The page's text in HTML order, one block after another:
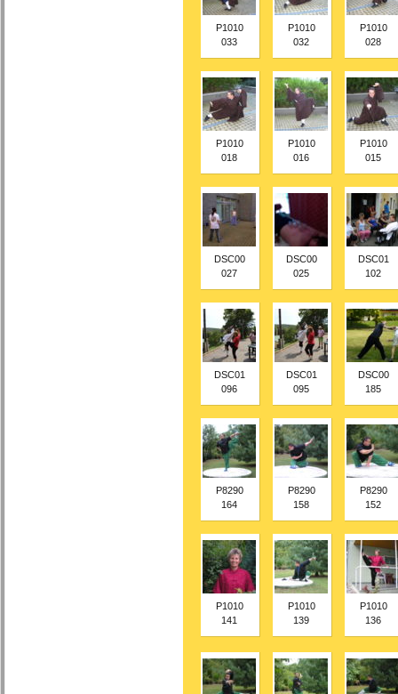
P1010
033
P1010
032
P1010
028
P1010
018
P1010
016
P1010
015
DSC00
027
DSC00
025
DSC01
102
DSC01
096
DSC01
095
DSC00
185
P8290
164
P8290
158
P8290
152
P1010
141
P1010
139
P1010
136